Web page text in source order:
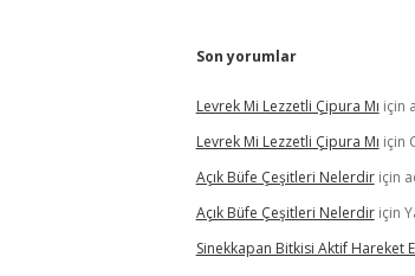
Son yorumlar
Levrek Mi Lezzetli Çipura Mı için
Levrek Mi Lezzetli Çipura Mı için
Açık Büfe Çeşitleri Nelerdiriçin
Açık Büfe Çeşitleri Nelerdiriçin
Sinekkapan Bitkisi Aktif Hareket